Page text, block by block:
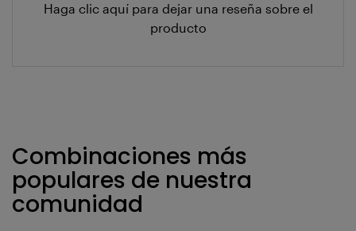
Haga clic aquí para dejar una reseña sobre el
producto
Combinaciones más
populares de nuestra
comunidad